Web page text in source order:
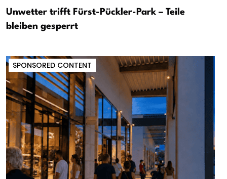
Unwetter trifft Fürst-Pückler-Park – Teile
bleiben gesperrt
SPONSORED CONTENT